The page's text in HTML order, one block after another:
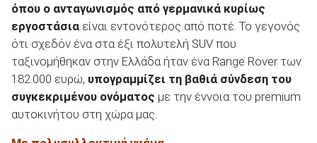
όπου ο ανταγωνισμός από γερμανικά κυρίως
εργοστάσια είναι εντονότερος από ποτέ. Το γεγονός
ότι σχεδόν ένα στα έξι πολυτελή SUV που
ταξινομήθηκαν στην Ελλάδα ήταν ένα Range Rover των
182.000 ευρώ, υπογραμμίζει τη βαθιά σύνδεση του
συγκεκριμένου ονόματος με την έννοια του premium
αυτοκινήτου στη χώρα μας.